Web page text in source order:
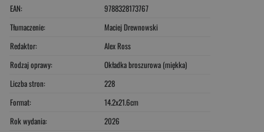
EAN:
9788328173767
Tłumaczenie:
Maciej Drewnowski
Redaktor:
Alex Ross
Rodzaj oprawy:
Okładka broszurowa (miękka)
Liczba stron:
228
Format:
14.2x21.6cm
Rok wydania:
2026